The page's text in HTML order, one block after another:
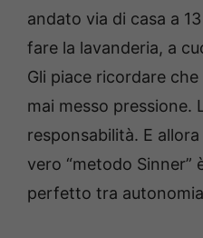
andato via di casa a
fare la lavanderia, a
Gli piace ricordare
mai messo pressione.
responsabilità. E
vero “metodo Sinner”
perfetto tra